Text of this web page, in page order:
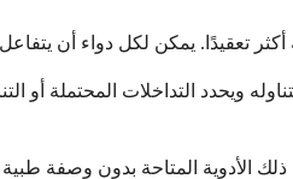
ويحدد التداخلات المحتملة أو
الأدوية المتاحة بدون وصفة